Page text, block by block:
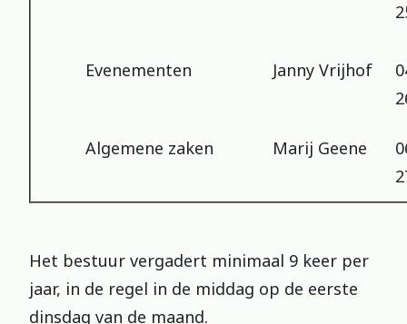
Evenementen Janny Vrijhof
Algemene zaken Marij Geene
Het bestuur vergadert minimaal 9 keer per
jaar, in de regel in de middag op de eerste
dinsdag van de maand.